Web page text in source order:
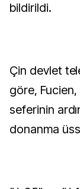
bildirildi.
Çin devlet
göre, Fucien,
seferinin
donanma